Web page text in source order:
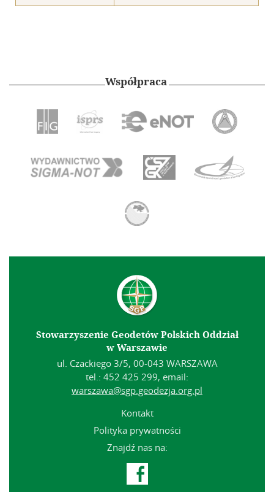
Współpraca
Stowarzyszenie Geodetów Polskich Oddział
w Warszawie
ul. Czackiego 3/5, 00-043 WARSZAWA
tel.: 452 425 299, email:
warszawa@sgp.geodezja.org.pl
Kontakt
Polityka prywatności
Znajdź nas na:
